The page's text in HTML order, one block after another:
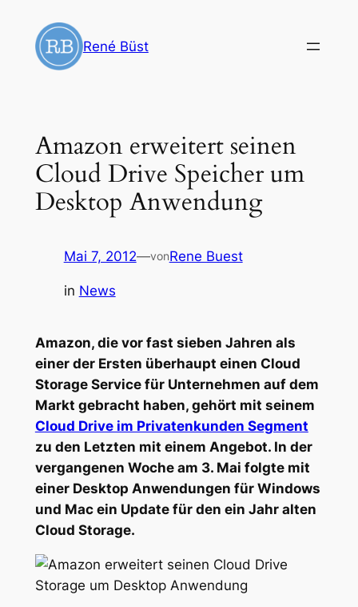
Inhalt
springen
René Büst
Amazon erweitert seinen
Cloud Drive Speicher um
Desktop Anwendung
Mai 7, 2012—vonRene Buest
in News
Amazon, die vor fast sieben Jahren als
einer der Ersten überhaupt einen Cloud
Storage Service für Unternehmen auf dem
Markt gebracht haben, gehört mit seinem
Cloud Drive im Privatenkunden Segment
zu den Letzten mit einem Angebot. In der
vergangenen Woche am 3. Mai folgte mit
einer Desktop Anwendungen für Windows
und Mac ein Update für den ein Jahr alten
Cloud Storage.